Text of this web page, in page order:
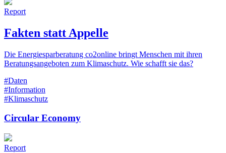
Report
Fakten statt Appelle
Die Energiesparberatung co2online bringt Menschen mit ihren
Beratungsangeboten zum Klimaschutz. Wie schafft sie das?
#Daten
#Information
#Klimaschutz
Circular Economy
Report